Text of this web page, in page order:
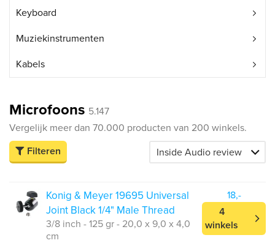
Keyboard
Muziekinstrumenten
Kabels
Microfoons 5.147
Vergelijk meer dan 70.000 producten van 200 winkels.
Filteren
Konig & Meyer 19695 Universal
Joint Black 1/4" Male Thread
3/8 inch - 125 gr - 20,0 x 9,0 x 4,0
cm
18,-
4
winkels